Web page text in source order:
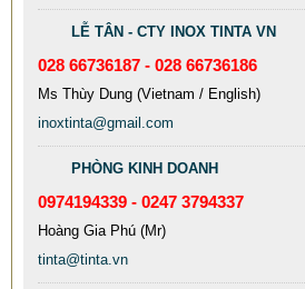
MẪU CỘT CỜ INOX
2.896.700 VNĐ
LỄ TÂN - CTY INOX TINTA VN
028 66736187 - 028 66736186
Ms Thùy Dung (Vietnam / English)
inoxtinta@gmail.com
PHÒNG KINH DOANH
0974194339 - 0247 3794337
Hoàng Gia Phú (Mr)
tinta@tinta.vn